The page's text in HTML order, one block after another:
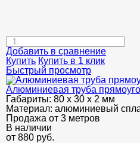
Добавить в сравнение
Купить Купить в 1 клик
Быстрый просмотр
Алюминиевая труба
Габариты: 80 х 30 х 2 мм
Материал: алюминиевый
Продажа от 3 метров
В наличии
от 880 руб.